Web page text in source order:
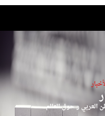
و حول العالم